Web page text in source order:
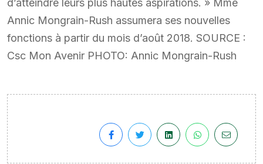
Annic Mongrain-Rush assumera ses nouvelles
fonctions à partir du mois d’août 2018. SOURCE :
Csc Mon Avenir PHOTO: Annic Mongrain-Rush